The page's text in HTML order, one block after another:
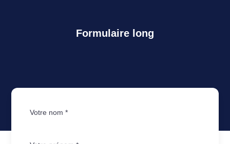
Formulaire long